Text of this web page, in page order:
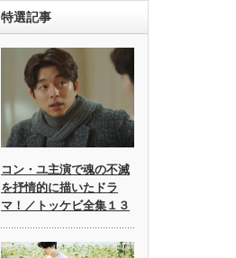
特選記事
コン・ユ主演で魂の不滅
を抒情的に描いたドラ
マ！／トッケビ全集１３